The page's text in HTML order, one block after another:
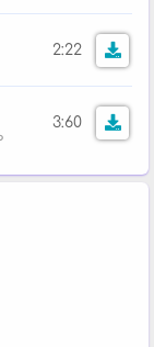
2:22
3:60